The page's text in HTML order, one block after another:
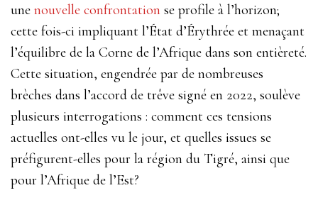
une nouvelle confrontation se profile à l’horizon;
cette fois-ci impliquant l’État d’Érythrée et menaçant
l’équilibre de la Corne de l’Afrique dans son entièreté.
Cette situation, engendrée par de nombreuses
brèches dans l’accord de trêve signé en 2022, soulève
plusieurs interrogations : comment ces tensions
actuelles ont-elles vu le jour, et quelles issues se
préfigurent-elles pour la région du Tigré, ainsi que
pour l’Afrique de l’Est?